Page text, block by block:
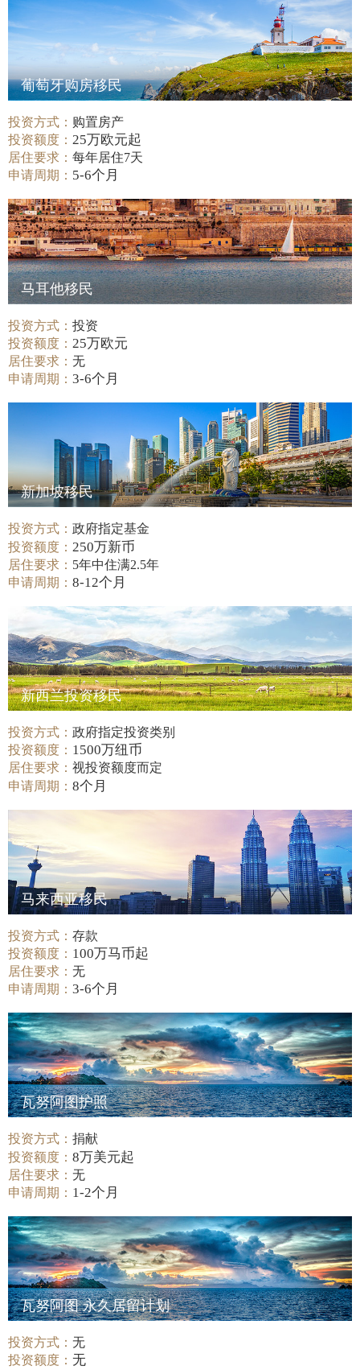
葡萄牙购房移民
投资方式： 购置房产
投资额度： 25万欧元起
居住要求：每年居住7天
申请周期： 5-6个月
马耳他移民
投资方式：投资
投资额度： 25万欧元
居住要求：无
申请周期：3-6个月
新加坡移民
投资方式：政府指定基金
投资额度： 250万新币
居住要求： 5年中住满2.5年
申请周期：8-12个月
新西兰投资移民
投资方式：政府指定投资类别
投资额度： 1500万纽币
居住要求：视投资额度而定
申请周期：8个月
马来西亚移民
投资方式：存款
投资额度： 100万马币起
居住要求：无
申请周期：3-6个月
瓦努阿图护照
投资方式：捐献
投资额度：8万美元起
居住要求：无
申请周期： 1-2个月
瓦努阿图 永久居留计划
投资方式：无
投资额度：无